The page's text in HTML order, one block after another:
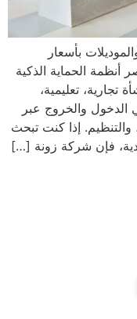
بأسعار
أنظمة الحماية الذكية
تجارية، تعليمية،
الدخول والخروج عبر
والتنظيم. إذا كنت تبحث
فإن شركة زونة […]